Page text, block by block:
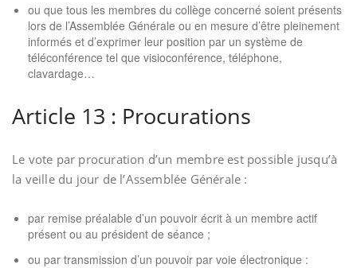
ou que tous les membres du collège concerné soient présents
lors de l’Assemblée Générale ou en mesure d’être pleinement
informés et d’exprimer leur position par un système de
téléconférence tel que visioconférence, téléphone,
clavardage…
Article 13 : Procurations
Le vote par procuration d’un membre est possible jusqu’à
la veille du jour de l’Assemblée Générale :
par remise préalable d’un pouvoir écrit à un membre actif
présent ou au président de séance ;
ou par transmission d’un pouvoir par voie électronique :